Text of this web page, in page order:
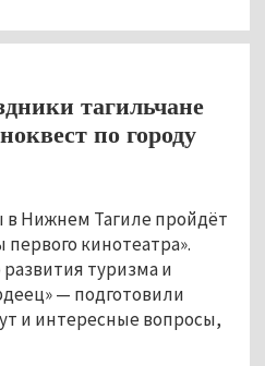
тагильчане
по городу
в Нижнем Тагиле пройдёт
первого кинотеатра».
туризма и
— подготовили
и интересные вопросы,